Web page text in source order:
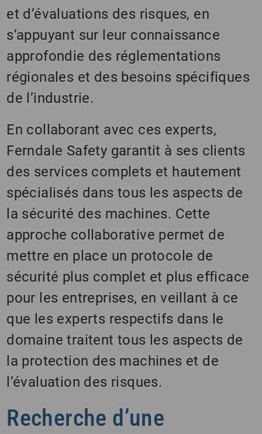
et d’évaluations des risques, en
s’appuyant sur leur connaissance
approfondie des réglementations
régionales et des besoins spécifiques
de l’industrie.
En collaborant avec ces experts,
Ferndale Safety garantit à ses clients
des services complets et hautement
spécialisés dans tous les aspects de
la sécurité des machines. Cette
approche collaborative permet de
mettre en place un protocole de
sécurité plus complet et plus efficace
pour les entreprises, en veillant à ce
que les experts respectifs dans le
domaine traitent tous les aspects de
la protection des machines et de
l’évaluation des risques.
Recherche d’une